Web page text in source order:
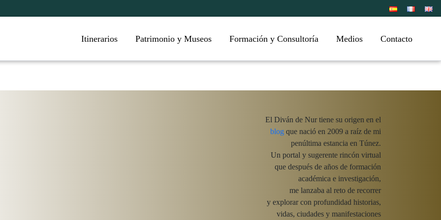
Itinerarios Patrimonio y Museos Formación y Consultoría Medios Contacto
El Diván de Nur tiene su origen en el
blog que nació en 2009 a raíz de mi
penúltima estancia en Túnez.
Un portal y sugerente rincón virtual
que después de años de formación
académica e investigación,
me lanzaba al reto de recorrer
y explorar con profundidad historias,
vidas, ciudades y manifestaciones